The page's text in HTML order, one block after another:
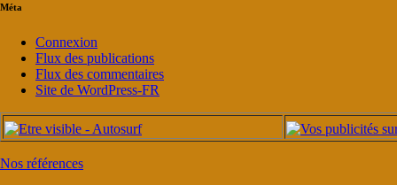
Méta
Connexion
Flux des publications
Flux des commentaires
Site de WordPress-FR
Nos références